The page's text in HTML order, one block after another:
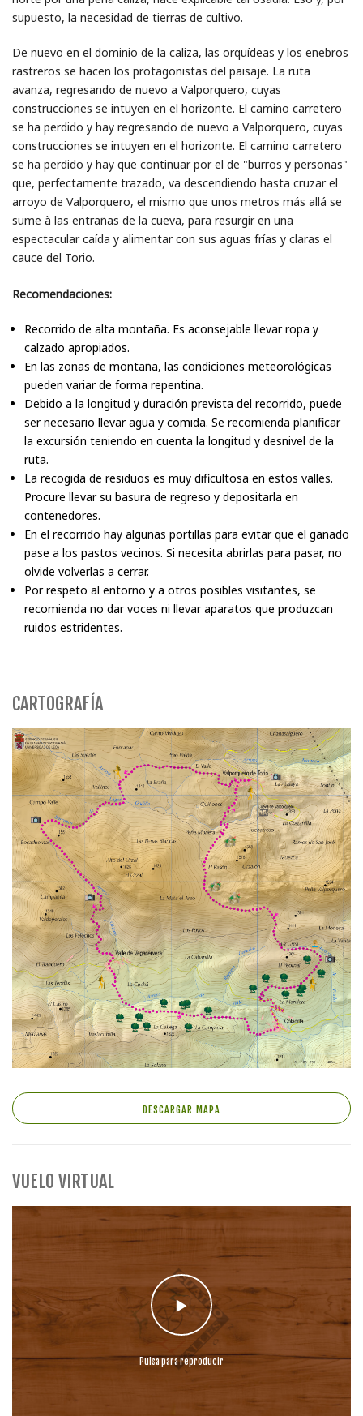
supuesto, la necesidad de tierras de cultivo.
De nuevo en el dominio de la caliza, las orquídeas y los enebros
rastreros se hacen los protagonistas del paisaje. La ruta
avanza, regresando de nuevo a Valporquero, cuyas
construcciones se intuyen en el horizonte. El camino carretero
se ha perdido y hay regresando de nuevo a Valporquero, cuyas
construcciones se intuyen en el horizonte. El camino carretero
se ha perdido y hay que continuar por el de "burros y personas"
que, perfectamente trazado, va descendiendo hasta cruzar el
arroyo de Valporquero, el mismo que unos metros más allá se
sume à las entrañas de la cueva, para resurgir en una
espectacular caída y alimentar con sus aguas frías y claras el
cauce del Torio.
Recomendaciones:
Recorrido de alta montaña. Es aconsejable llevar ropa y
calzado apropiados.
En las zonas de montaña, las condiciones meteorológicas
pueden variar de forma repentina.
Debido a la longitud y duración prevista del recorrido, puede
ser necesario llevar agua y comida. Se recomienda planificar
la excursión teniendo en cuenta la longitud y desnivel de la
ruta.
La recogida de residuos es muy dificultosa en estos valles.
Procure llevar su basura de regreso y depositarla en
contenedores.
En el recorrido hay algunas portillas para evitar que el ganado
pase a los pastos vecinos. Si necesita abrirlas para pasar, no
olvide volverlas a cerrar.
Por respeto al entorno y a otros posibles visitantes, se
recomienda no dar voces ni llevar aparatos que produzcan
ruidos estridentes.
CARTOGRAFÍA
DESCARGAR MAPA
VUELO VIRTUAL
Pulsa para reproducir